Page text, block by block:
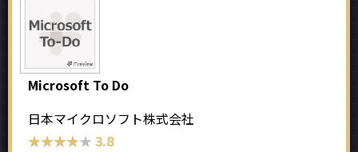
Microsoft To Do
日本マイクロソフト株式会社
★★★★★
★★★★★ 3.8